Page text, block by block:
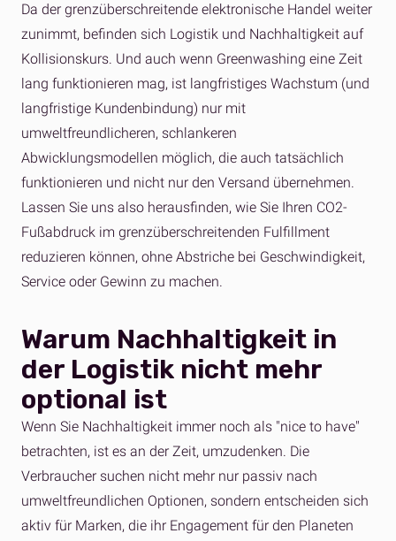
Da der grenzüberschreitende elektronische Handel weiter
zunimmt, befinden sich Logistik und Nachhaltigkeit auf
Kollisionskurs. Und auch wenn Greenwashing eine Zeit
lang funktionieren mag, ist langfristiges Wachstum (und
langfristige Kundenbindung) nur mit
umweltfreundlicheren, schlankeren
Abwicklungsmodellen möglich, die auch tatsächlich
funktionieren und nicht nur den Versand übernehmen.
Lassen Sie uns also herausfinden, wie Sie Ihren CO2-
Fußabdruck im grenzüberschreitenden Fulfillment
reduzieren können, ohne Abstriche bei Geschwindigkeit,
Service oder Gewinn zu machen.
Warum Nachhaltigkeit in
der Logistik nicht mehr
optional ist
Wenn Sie Nachhaltigkeit immer noch als "nice to have"
betrachten, ist es an der Zeit, umzudenken. Die
Verbraucher suchen nicht mehr nur passiv nach
umweltfreundlichen Optionen, sondern entscheiden sich
aktiv für Marken, die ihr Engagement für den Planeten